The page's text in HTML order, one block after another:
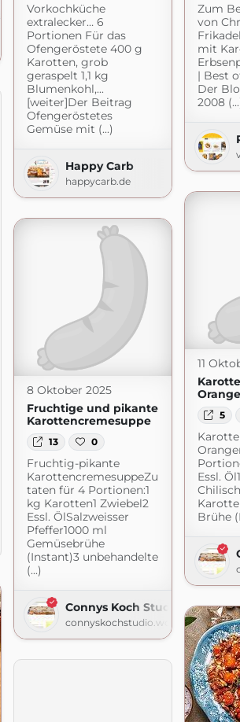
Zum
von
mit
| Best
Der
2008
Vorkochküche
extralecker… 6
Portionen Für das
Ofengeröstete 400 g
Karotten, grob
geraspelt 1,1 kg
Blumenkohl,...
[weiter]Der Beitrag
Ofengeröstetes
Gemüse mit (...)
Happy Carb
happycarb.de
11
5
Essl.
Brühe
8 Oktober 2025
Fruchtige und pikante
Karottencremesuppe
13 0
Fruchtig-pikante
KarottencremesuppeZu
taten für 4 Portionen:1
kg Karotten1 Zwiebel2
Essl. ÖlSalzweisser
Pfeffer1000 ml
Gemüsebrühe
(Instant)3 unbehandelte
(...)
Connys Koch Studio
connyskochstudio.wordpress.com